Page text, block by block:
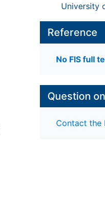
University
Reference
No FIS full
Question
Contact the